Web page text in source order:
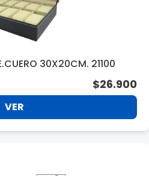
30X20CM. 21100
$26.900
VER